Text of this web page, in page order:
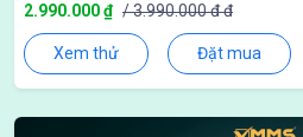
2.990.000 ₫ / 3.990.000 đ đ
Xem thử Đặt mua